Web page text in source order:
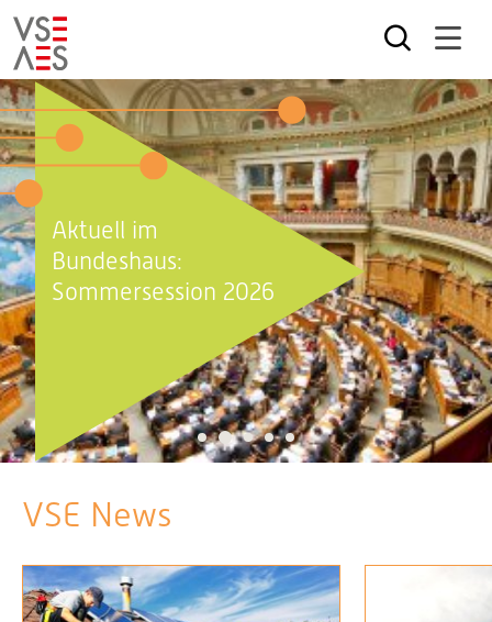
Direkt
zum
Inhalt
Aktuell im
Bundeshaus:
Sommersession 2026
1 2 3 4 5
VSE News